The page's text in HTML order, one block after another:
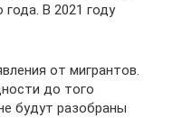
В 2021 году
от мигрантов.
до того
будут разобраны